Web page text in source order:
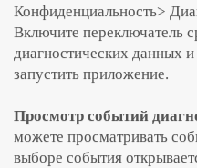
Конфиденциальность>
Включите переключатель
диагностических данных
запустить приложение.
Просмотр событий
можете просматривать
выборе события